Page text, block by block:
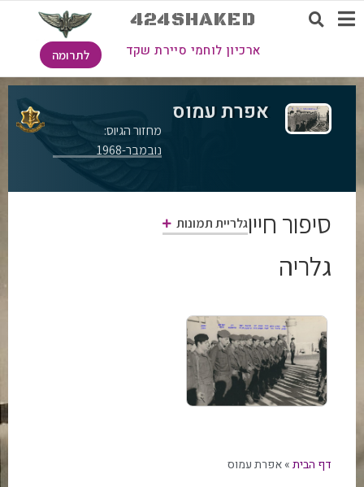
424SHAKED
ארכיון לוחמי סיירת שקד לתרומה
אפרת עמוס
מחזור הגיוס:
נובמבר-1968
סיפור חייוגלריית תמונות
גלריה
דף הבית»אפרת עמוס